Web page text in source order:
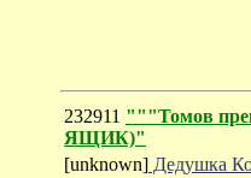
232911 """Томов
ЯЩИК)"
[unknown] Дедушка